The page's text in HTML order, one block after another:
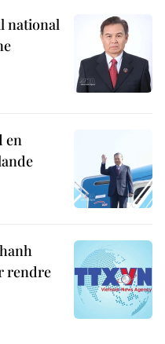
national
en
rendre